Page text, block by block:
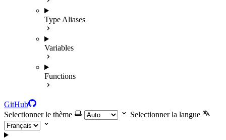
Type Aliases
Variables
Functions
GitHub
Selectionner le thème
Selectionner la langue